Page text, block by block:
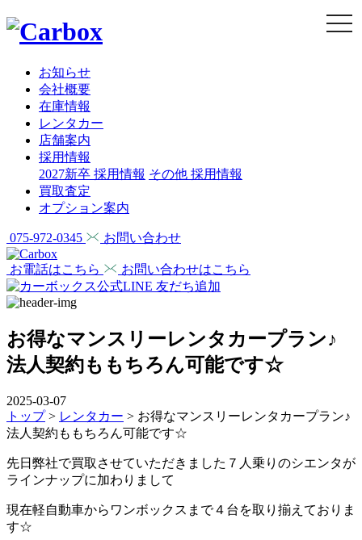
お知らせ
会社概要
在庫情報
レンタカー
店舗案内
採用情報
2027新卒 採用情報 その他 採用情報
買取査定
オプション案内
075-972-0345 お問い合わせ
お電話はこちら お問い合わせはこちら
お得なマンスリーレンタカープラン♪
法人契約ももちろん可能です☆
2025-03-07
トップ> レンタカー > お得なマンスリーレンタカープラン♪
法人契約ももちろん可能です☆
先日弊社で買取させていただきました７人乗りのシエンタが
ラインナップに加わりまして
現在軽自動車からワンボックスまで４台を取り揃えておりま
す☆